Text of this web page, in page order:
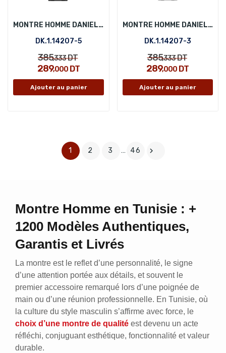
MONTRE HOMME DANIEL KLEIN DK.1.14207-5
DK.1.14207-5
385,333DT
289,000DT
Ajouter au panier
MONTRE HOMME DANIEL KLEIN DK.1.14207-3
DK.1.14207-3
385,333DT
289,000 DT
Ajouter au panier
1 2 3 … 46 
Montre Homme en Tunisie : +
1200 Modèles Authentiques,
Garantis et Livrés
La montre est le reflet d’une personnalité, le signe
d’une attention portée aux détails, et souvent le
premier accessoire remarqué lors d’une poignée de
main ou d’une réunion professionnelle. En Tunisie, où
la culture du style masculin s’affirme avec force, le
choix d’une montre de qualité est devenu un acte
réfléchi, conjuguant esthétique, fonctionnalité et valeur
durable.